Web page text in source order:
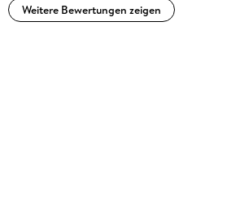
Weitere Bewertungen zeigen